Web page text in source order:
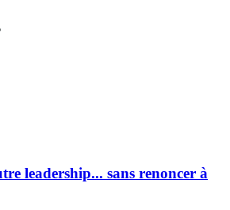
leadership... sans renoncer à